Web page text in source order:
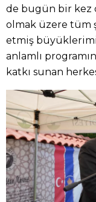
de bugün bir kez
olmak üzere tüm
etmiş
anlamlı
katkı sunan